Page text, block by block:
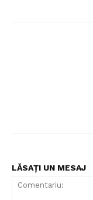
LĂSAȚI UN MESAJ